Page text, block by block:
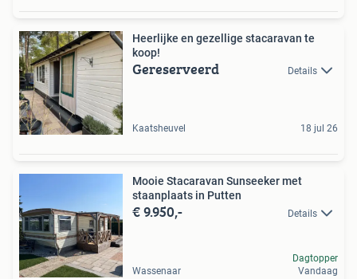
Heerlijke en gezellige stacaravan te
koop!
Gereserveerd Details
Kaatsheuvel 18 jul 26
Mooie Stacaravan Sunseeker met
staanplaats in Putten
€ 9.950,- Details
Wassenaar
Dagtopper
Vandaag